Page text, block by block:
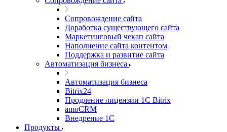
Сопровождение сайта
Доработка существующего сайта
Маркетинговый чекап сайта
Наполнение сайта контентом
Поддержка и развитие сайта
Автоматизация бизнеса
Автоматизация бизнеса
Bitrix24
Продление лицензии 1C Bitrix
amoCRM
Внедрение 1C
Продукты